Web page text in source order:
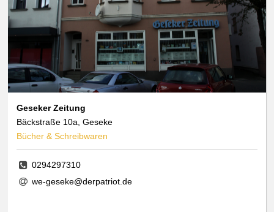
Geseker Zeitung
Bäckstraße 10a, Geseke
Bücher & Schreibwaren
0294297310
we-geseke@derpatriot.de